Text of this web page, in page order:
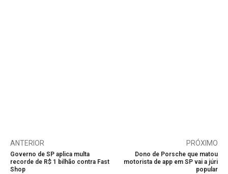
ANTERIOR
Governo de SP aplica multa
recorde de R$ 1 bilhão contra Fast
Shop
PRÓXIMO
Dono de Porsche que matou
motorista de app em SP vai a júri
popular